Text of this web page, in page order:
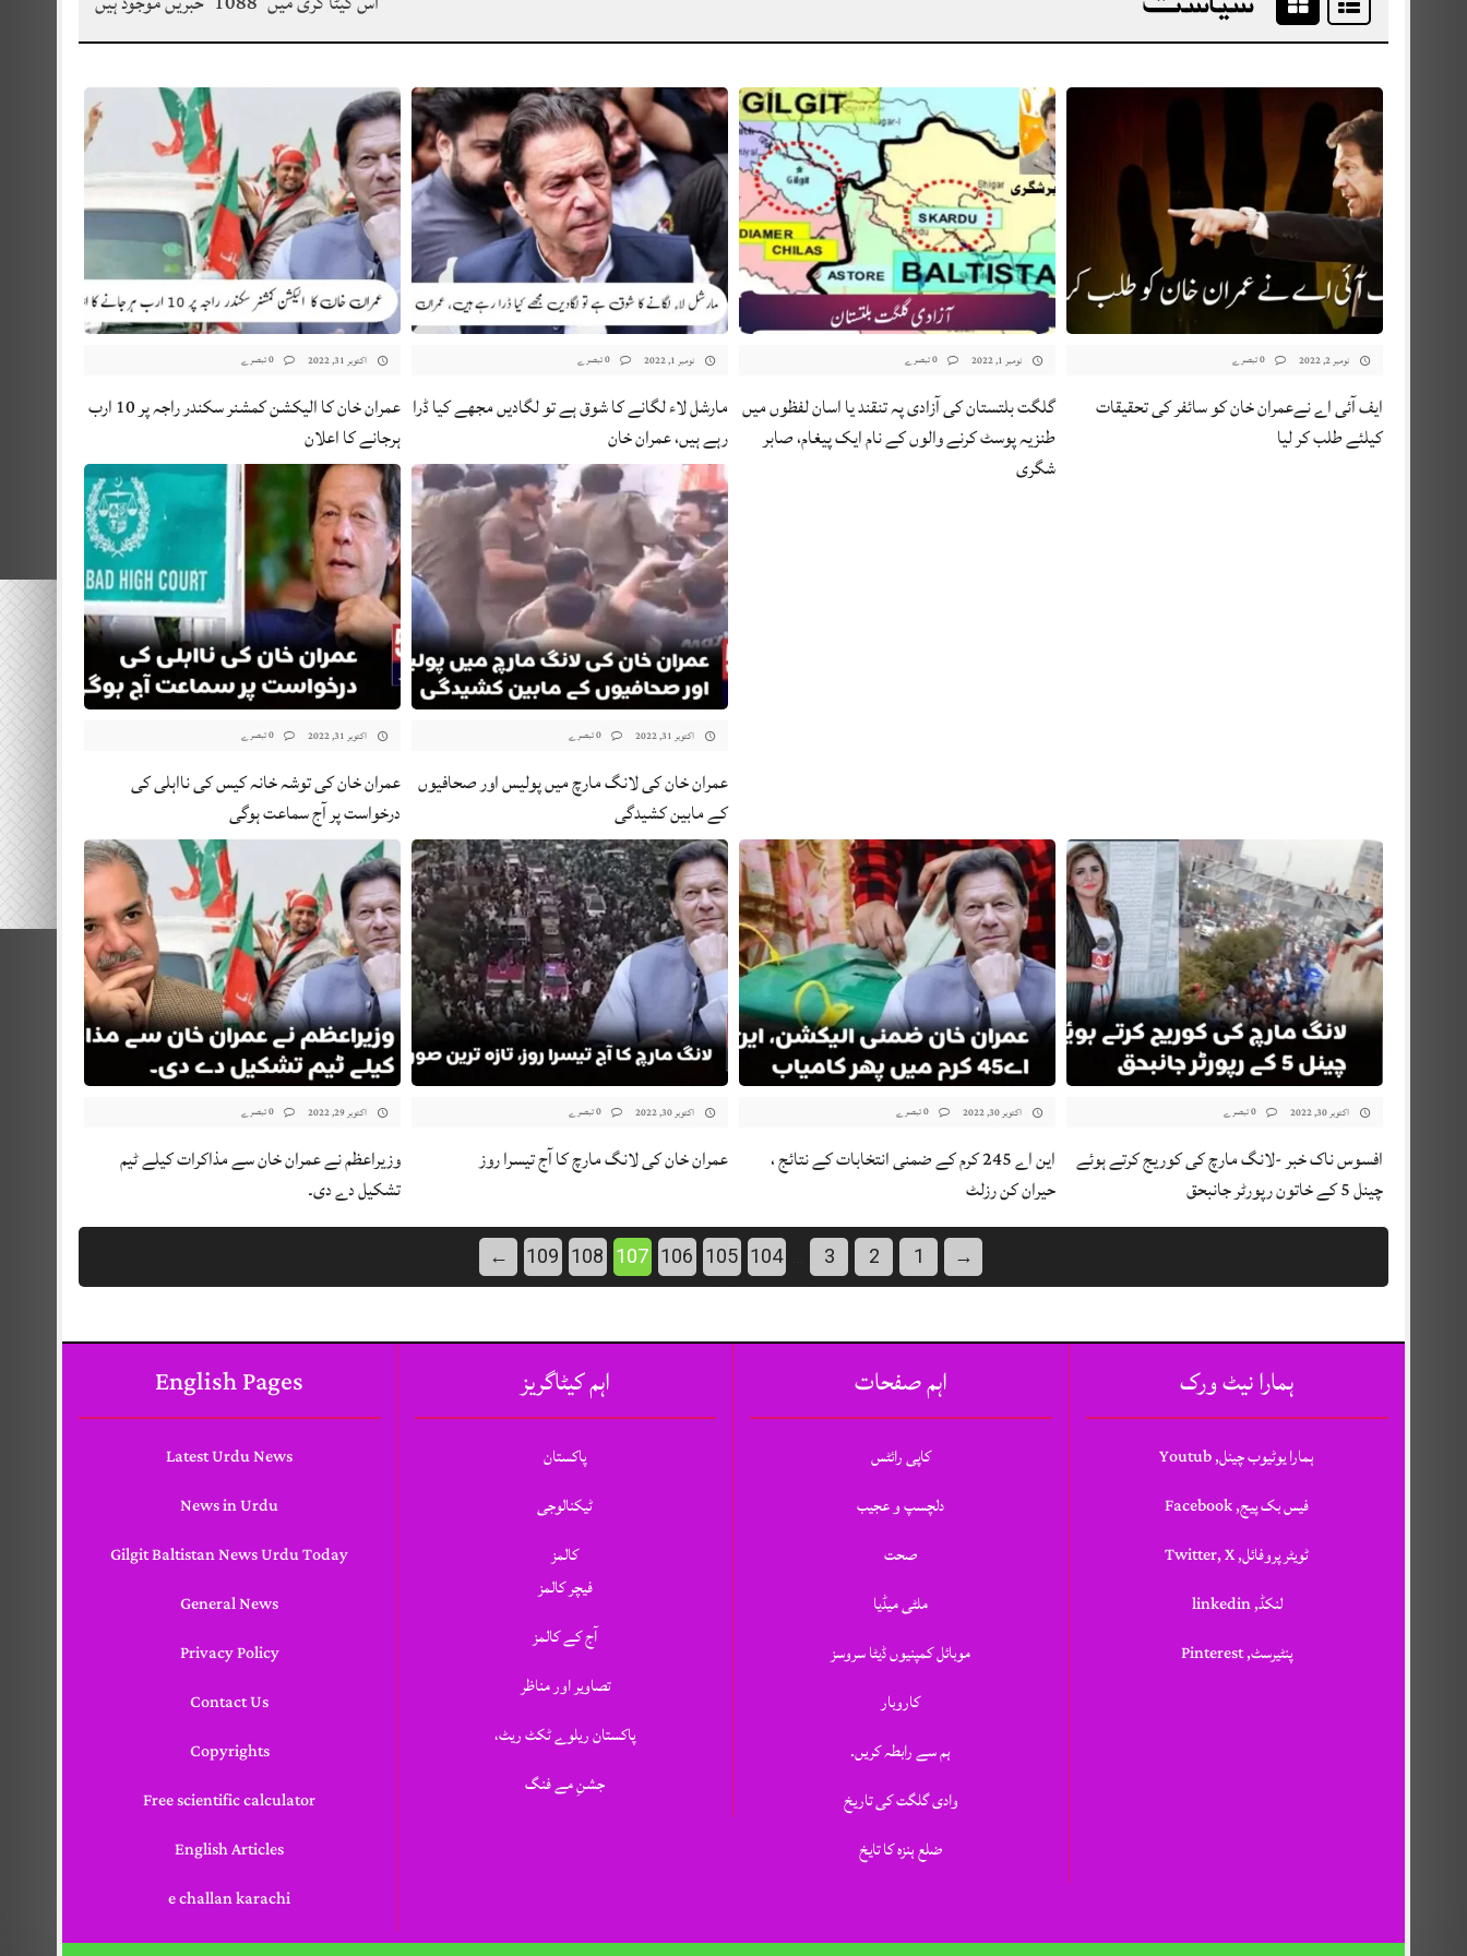
نومبر 2, 2022
ایف آئی اے نےعمران خان کو سائفر کی تحقیقات
کیلئے طلب کر لیا
نومبر 1, 2022
گلگت بلتستان کی آزادی پہ تنقند یا اسان لفظوں میں
طنزیہ پوسٹ کرنے والوں کے نام ایک پیغام، صابر
شگری
نومبر 1, 2022
مارشل لاء لگانے کا شوق ہے تو لگادیں مجھے کیا ڈرا
رہے ہیں، عمران خان
اکتوبر 31, 2022
عمران خان کا الیکشن کمشنر سکندر راجہ پر 10 ارب
ہرجانے کا اعلان
اکتوبر 31, 2022
عمران خان کی لانگ مارچ میں پولیس اور صحافیوں
کے مابین کشیدگی
اکتوبر 31, 2022
عمران خان کی توشہ خانہ کیس کی نااہلی کی
درخواست پر آج سماعت ہوگی
اکتوبر 30, 2022
افسوس ناک خبر -لانگ مارچ کی کوریج کرتے ہوئے
چینل 5 کے خاتون رپورٹر جانبحق
اکتوبر 30, 2022
این اے 245 کرم کے ضمنی انتخابات کے نتائج ،
حیران کن رزلٹ
اکتوبر 30, 2022
عمران خان کی لانگ مارچ کا آج تیسرا روز
اکتوبر 29, 2022
وزیراعظم نے عمران خان سے مذاکرات کیلے ٹیم
تشکیل دے دی۔
→
1
2
3
104
105
106
107
108
109
←
English Pages
Latest Urdu News
News in Urdu
Gilgit Baltistan News Urdu Today
General News
Privacy Policy
Contact Us
Copyrights
Free scientific calculator
English Articles
e challan karachi
اہم کیٹاگریز
پاکستان
ٹیکنالوجی
کالمز
فیچر کالمز
آج کے کالمز
تصاویر اور مناظر
پاکستان ریلوے ٹکٹ ریٹ،
جشنِ مے فنگ
اہم صفحات
کاپی رائٹس
دلچسپ و عجیب
صحت
ملٹی میڈیا
موبائل کمپنیوں ڈیٹا سروسز
کاروبار
ہم سے رابطہ کریں.
وادی گلگت کی تاریخ
ضلع ہنزہ کا تایخ
ہمارا نیٹ ورک
ہمارا یوٹیوب چینل, Youtub
فیس بک پیج, Facebook
ٹویٹر پروفائل, Twitter, X
لنکڈ, linkedin
پنٹیرسٹ, Pinterest